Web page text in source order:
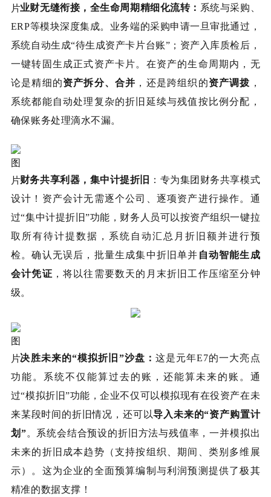
业财无缝衔接，全生命周期精细化流转： 系统与采购、
ERP等模块深度集成。业务端的采购申请一旦审批通过，
系统自动生成“待生成资产卡片台账”；资产入库质检后，
一键转固生成正式资产卡片。在资产的生命周期内，无
论是精细的资产拆分、合并 ，还是跨组织的资产调拨 ，
系统都能自动处理复杂的折旧延续与残值按比例分配，
确保账务处理滴水不漏。
财务共享利器，集中计提折旧 ： 专为集团财务共享模式
设计！资产会计无需逐个公司、逐项资产进行操作。通
过“集中计提折旧”功能，财务人员可以按资产组织一键拉
取所有待计提数据，系统自动汇总月折旧额并进行预
检。确认无误后，批量生成集中折旧单并 自动智能生成
会计凭证 ，将以往需要数天的月末折旧工作压缩至分钟
级。
决胜未来的“模拟折旧”沙盘 ：这是元年E7的一大亮点
功能。系统不仅能算过去的账，还能算未来的账。通
过“模拟折旧”功能，企业不仅可以模拟现有在役资产在未
来某段时间的折旧情况，还可以导入未来的“资产购置计
划”。系统会结合预设的折旧方法与残值率，一并模拟出
未来的折旧成本趋势（支持按组织、期间、类别多维展
示）。这为企业的全面预算编制与利润预测提供了极其
精准的数据支撑！